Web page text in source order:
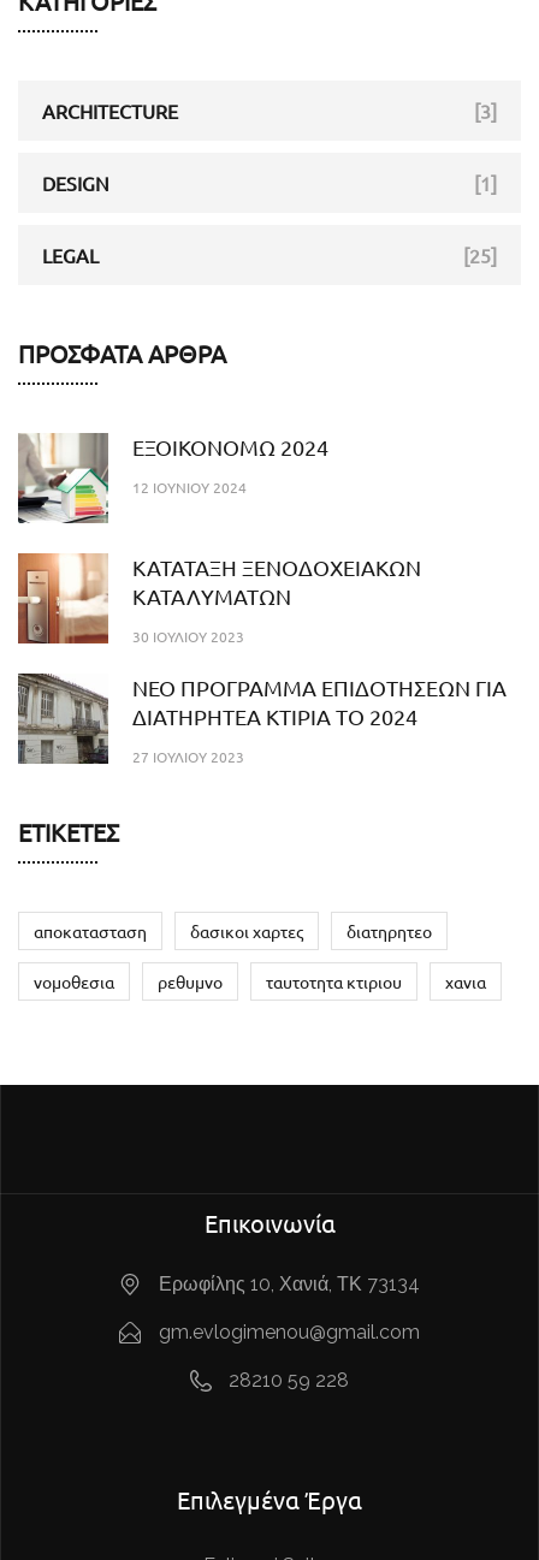
ARCHITECTURE [3]
DESIGN [1]
LEGAL [25]
ΠΡΌΣΦΑΤΑ ΆΡΘΡΑ
ΕΞΟΙΚΟΝΟΜΩ 2024
12 ΙΟΥΝΊΟΥ 2024
ΚΑΤΑΤΑΞΗ ΞΕΝΟΔΟΧΕΙΑΚΩΝ
ΚΑΤΑΛΥΜΑΤΩΝ
30 ΙΟΥΛΊΟΥ 2023
NEO ΠΡΟΓΡΑΜΜΑ ΕΠΙΔΟΤΗΣΕΩΝ ΓΙΑ
ΔΙΑΤΗΡΗΤΕΑ ΚΤΙΡΙΑ ΤΟ 2024
27 ΙΟΥΛΊΟΥ 2023
ΕΤΙΚΈΤΕΣ
αποκατασταση δασικοι χαρτες διατηρητεο
νομοθεσια ρεθυμνο ταυτοτητα κτιριου χανια
Επικοινωνία
Ερωφίλης 10, Χανιά, ΤΚ 73134
gm.evlogimenou@gmail.com
28210 59 228
Επιλεγμένα Έργα